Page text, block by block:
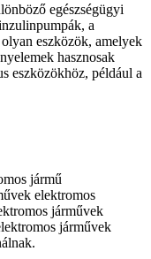
egészségügyi
a
eszközök, amelyek
hasznosak
eszközökhöz, például a
jármű
elektromos
járművek
járművek